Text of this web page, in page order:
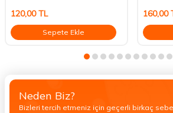
120,00TL
Sepete Ekle
160,00
Neden Biz?
Bizleri tercih etmeniz için geçerli birkaç